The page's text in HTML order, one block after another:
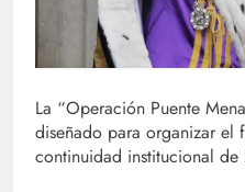
La “Operación Puente
diseñado para organizar el
continuidad institucional de